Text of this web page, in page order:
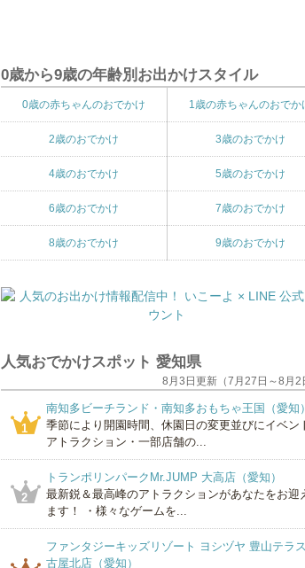
0歳から9歳の年齢別お出かけスタイル
0歳の赤ちゃんのおでかけ 1歳の赤ちゃんのおでか
2歳のおでかけ 3歳のおでかけ
4歳のおでかけ 5歳のおでかけ
6歳のおでかけ 7歳のおでかけ
8歳のおでかけ 9歳のおでかけ
人気おでかけスポット 愛知県
8月3日更新（7月27日～8月2
1
南知多ビーチランド・南知多おもちゃ王国（愛知）
季節により開園時間、休園日の変更並びにイベン
アトラクション・一部店舗の...
2
トランポリンパークMr.JUMP 大高店（愛知）
最新鋭＆最高峰のアトラクションがあなたをお迎
ます！ ・様々なゲームを...
ファンタジーキッズリゾート ヨシヅヤ 豊山テラ
古屋北店（愛知）